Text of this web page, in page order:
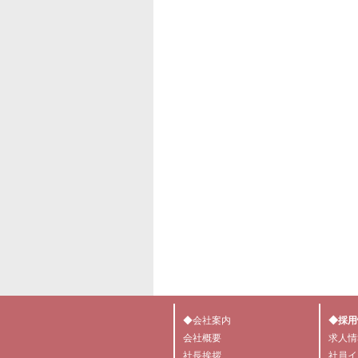
◆会社案内
会社概要
社長挨拶
◆採用
求人
社員